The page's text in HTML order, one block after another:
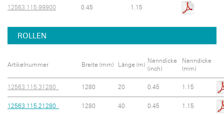
12563.115.99900 0.45 1.15
ROLLEN
Artikelnummer Breite (mm) Länge (m)
Nenndicke
(inch)
Nenndicke
(mm)
12563.115.31280 1280 20 0.45 1.15
12563.115.21280 1280 40 0.45 1.15